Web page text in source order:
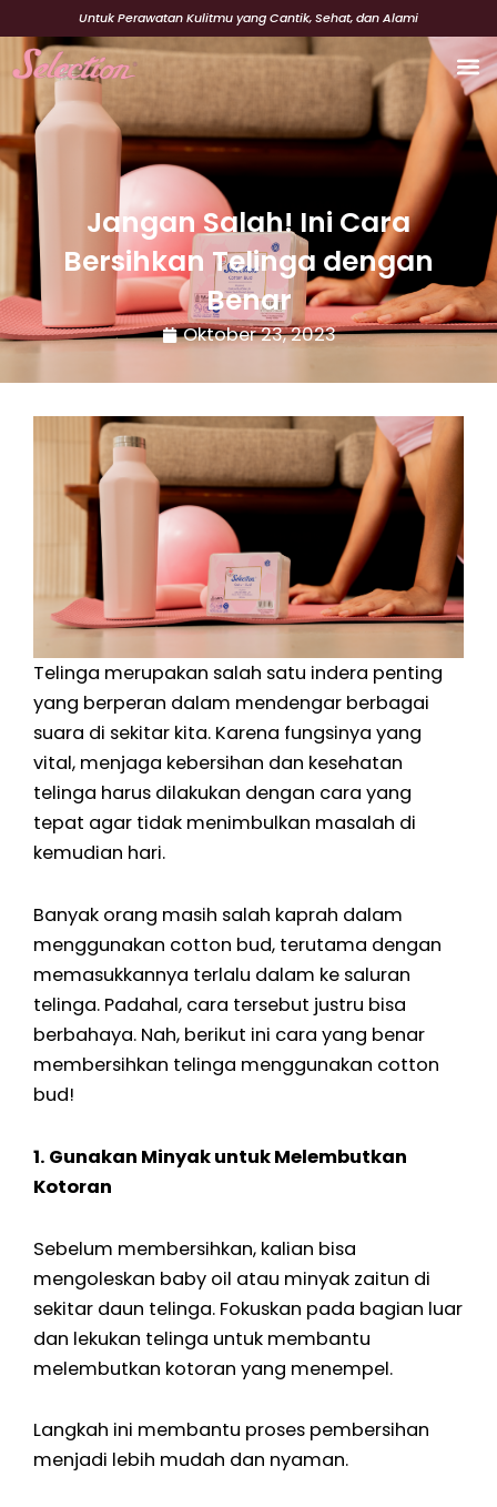
ke
konten
Untuk Perawatan Kulitmu yang Cantik, Sehat, dan Alami
Jangan Salah! Ini Cara
Bersihkan Telinga dengan
Benar
Oktober 23, 2023
Telinga merupakan salah satu indera penting
yang berperan dalam mendengar berbagai
suara di sekitar kita. Karena fungsinya yang
vital, menjaga kebersihan dan kesehatan
telinga harus dilakukan dengan cara yang
tepat agar tidak menimbulkan masalah di
kemudian hari.
Banyak orang masih salah kaprah dalam
menggunakan cotton bud, terutama dengan
memasukkannya terlalu dalam ke saluran
telinga. Padahal, cara tersebut justru bisa
berbahaya. Nah, berikut ini cara yang benar
membersihkan telinga menggunakan cotton
bud!
1. Gunakan Minyak untuk Melembutkan
Kotoran
Sebelum membersihkan, kalian bisa
mengoleskan baby oil atau minyak zaitun di
sekitar daun telinga. Fokuskan pada bagian luar
dan lekukan telinga untuk membantu
melembutkan kotoran yang menempel.
Langkah ini membantu proses pembersihan
menjadi lebih mudah dan nyaman.